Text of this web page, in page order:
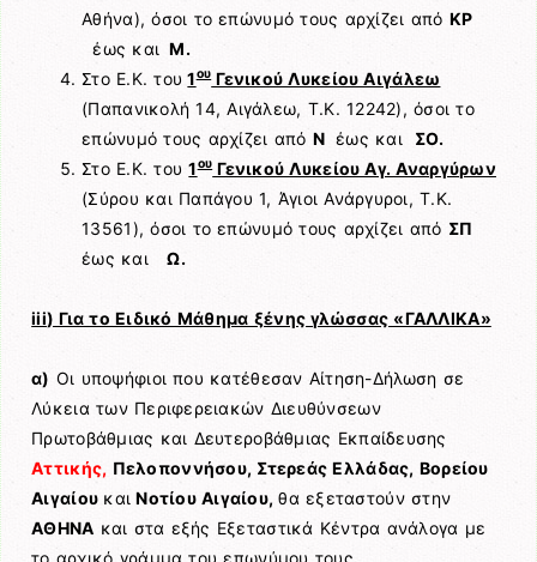
Αθήνα), όσοι το επώνυμό τους αρχίζει από ΚΡ
έως και Μ.
Στο Ε.Κ. του 1ουΓενικού Λυκείου Αιγάλεω
(Παπανικολή 14, Αιγάλεω, Τ.Κ. 12242), όσοι το
επώνυμό τους αρχίζει από Ν έως και ΣΟ.
Στο Ε.Κ. του1ουΓενικού Λυκείου Αγ. Αναργύρων
(Σύρου και Παπάγου 1, Άγιοι Ανάργυροι, Τ.Κ.
13561), όσοι το επώνυμό τους αρχίζει από ΣΠ
έως καιΩ.
iii) Για το Ειδικό Μάθημα ξένης γλώσσας «ΓΑΛΛΙΚΑ»
α) Οι υποψήφιοι που κατέθεσαν Αίτηση-Δήλωση σε
Λύκεια των Περιφερειακών Διευθύνσεων
Πρωτοβάθμιας και Δευτεροβάθμιας Εκπαίδευσης
Αττικής, Πελοποννήσου, Στερεάς Ελλάδας, Βορείου
Αιγαίου και Νοτίου Αιγαίου,θα εξεταστούν στην
ΑΘΗΝΑ και στα εξής Εξεταστικά Κέντρα ανάλογα με